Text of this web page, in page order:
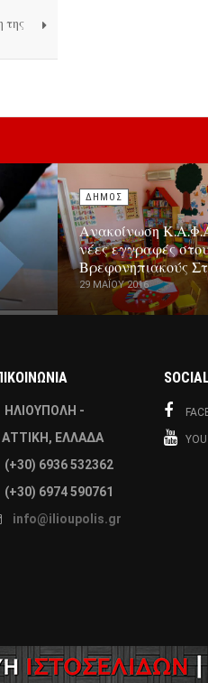
της
ΔΗΜΟΣ
Ανακοίνωση
νέες εγγραφές
Βρεφονηπιακούς
29 ΜΑΪ́ΟΥ 2016
ΗΛΙΟΎΠΟΛΗ -
ΑΤΤΙΚΉ, ΕΛΛΆΔΑ
(+30) 6936 532362
(+30) 6974 590761
info@ilioupolis.gr